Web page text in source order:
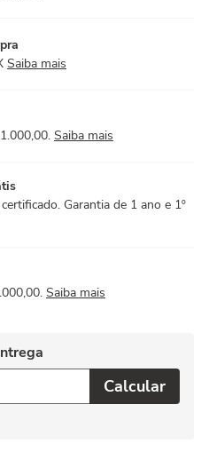
Saiba mais
Saiba mais
Garantia de 1 ano e 1º
Saiba mais